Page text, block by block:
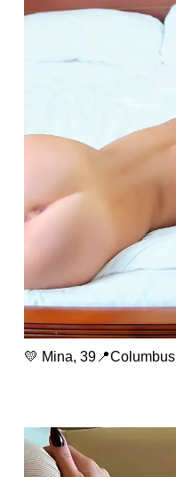
💛 Mina, 39📍Columbus